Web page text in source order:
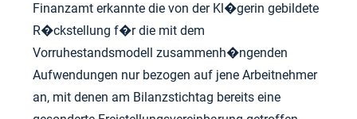
Finanzamt erkannte die von der Kl�gerin gebildete
R�ckstellung f�r die mit dem
Vorruhestandsmodell zusammenh�ngenden
Aufwendungen nur bezogen auf jene Arbeitnehmer
an, mit denen am Bilanzstichtag bereits eine